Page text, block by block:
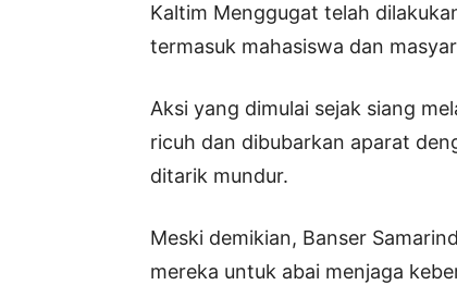
Kaltim Menggugat telah
termasuk mahasiswa dan
Aksi yang dimulai sejak siang
ricuh dan dibubarkan aparat
ditarik mundur.
Meski demikian, Banser
mereka untuk abai menjaga